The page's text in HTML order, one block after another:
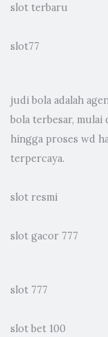
slot terbaru
slot77
judi bola adalah
bola terbesar, mulai
hingga proses wd
terpercaya.
slot resmi
slot gacor 777
slot 777
slot bet 100